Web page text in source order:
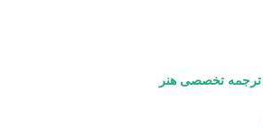
ترجمه تخصصی هنر